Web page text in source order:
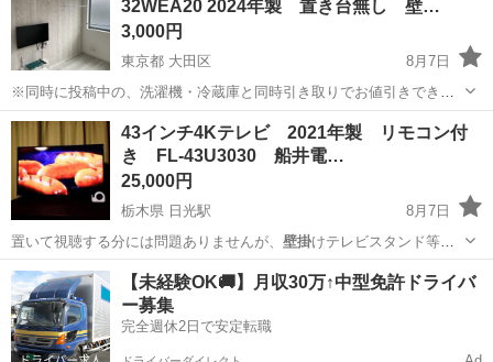
32WEA20 2024年製 置き台無し 壁…
3,000円
東京都 大田区
8月7日
※同時に投稿中の、洗濯機・冷蔵庫と同時引き取りでお値引きできま
す！ 中古ですがきれいです✨
東京 大田区 テレビ アイリスオーヤマ
43インチ4Kテレビ 2021年製 リモコン付
き FL-43U3030 船井電…
25,000円
栃木県 日光駅
8月7日
置いて視聴する分には問題ありませんが、 壁掛けテレビスタンド等の
取付はできません。…
栃木 日光市 日光駅 テレビ
【未経験OK🚚】月収30万↑中型免許ドライバ
ー募集
完全週休2日で安定転職